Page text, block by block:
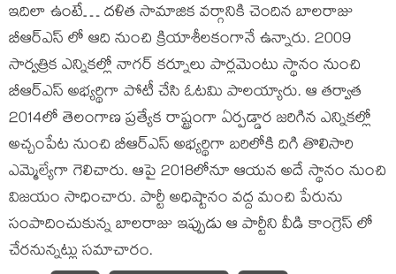
ఇదిలా ఉంటే… దళిత సామాజిక వర్గానికి చెందిన బాలరాజు
బీఆర్ఎస్ లో ఆది నుంచి క్రియాశీలకంగానే ఉన్నారు. 2009
సార్వత్రిక ఎన్నికల్లో నాగర్ కర్నూలు పార్లమెంటు స్థానం నుంచి
బీఆర్ఎస్ అభ్యర్థిగా పోటీ చేసి ఓటమి పాలయ్యారు. ఆ తర్వాత
2014లో తెలంగాణ ప్రత్యేక రాష్ట్రంగా ఏర్పడ్డార జరిగిన ఎన్నికల్లో
అచ్చంపేట నుంచి బీఆర్ఎస్ అభ్యర్థిగా బరిలోకి దిగి తొలిసారి
ఎమ్మెల్యేగా గెలిచారు. ఆపై 2018లోనూ ఆయన అదే స్థానం నుంచి
విజయం సాధించారు. పార్టీ అధిష్టానం వద్ద మంచి పేరును
సంపాదించుకున్న బాలరాజు ఇప్పుడు ఆ పార్టీని వీడి కాంగ్రెస్ లో
చేరనున్నట్లు సమాచారం.